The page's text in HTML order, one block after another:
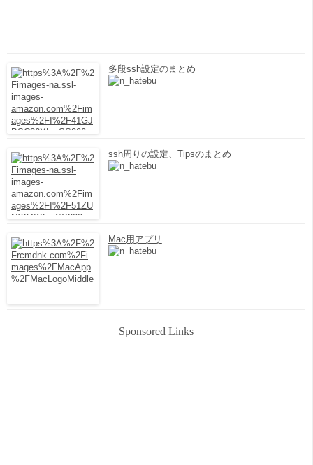
多段ssh設定のまとめ
ssh周りの設定、Tipsのまとめ
Mac用アプリ
Sponsored Links